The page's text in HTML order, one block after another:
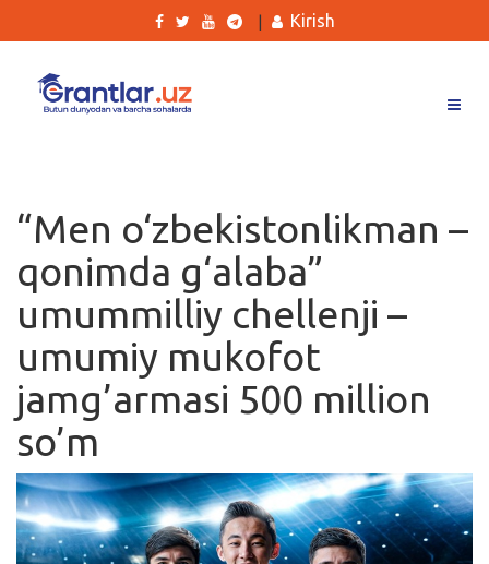
Ishlar
Kurslar
Blog
Yana
Qidirish
Kirish
Kirish
“Men o‘zbekistonlikman –
qonimda g‘alaba”
umummilliy chellenji –
umumiy mukofot
jamg’armasi 500 million
so’m